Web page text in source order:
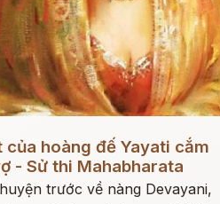
của hoàng đế Yayati cắm
- Sử thi Mahabharata
trước về nàng Devayani,